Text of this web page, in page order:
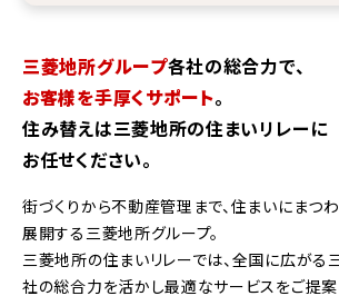
三菱地所グループ各社の総合力で、
お客様を手厚くサポート。
住み替えは三菱地所の住まいリレーに
お任せください。
街づくりから不動産管理まで、住まいにまつ
展開する三菱地所グループ。
三菱地所の住まいリレーでは、全国に広がる
社の総合力を活かし最適なサービスをご提案